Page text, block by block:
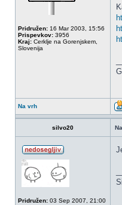
Pridružen: 16 Mar 2003, 15:56
Prispevkov: 3956
Kraj: Cerklje na Gorenjskem,
Slovenija
Na vrh
silvo20
Pridružen: 03 Sep 2007, 21:00